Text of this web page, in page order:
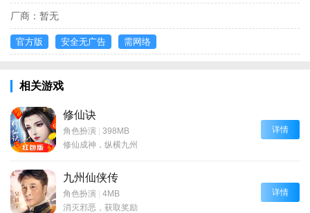
厂商： 暂无
官方版 安全无广告 需网络
相关游戏
修仙诀
角色扮演 | 398MB
修仙成神，纵横九州
详情
九州仙侠传
角色扮演 | 4MB
消灭邪恶，获取奖励
详情